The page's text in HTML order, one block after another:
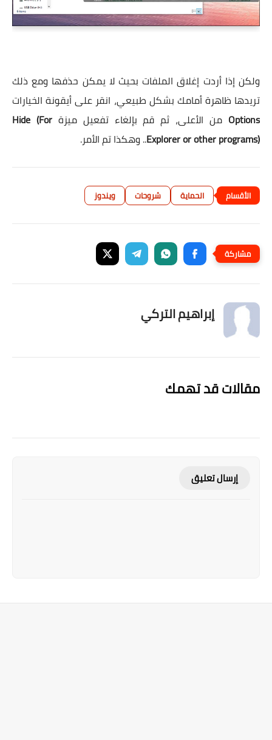
ولكن إذا أردت إغلاق الملفات بحيث لا يمكن حذفها ومع ذلك
تريدها ظاهرة أمامك بشكل طبيعي، انقر على أيقونة الخيارات
Options من الأعلى، ثم قم بإلغاء تفعيل ميزةHide (For
Explorer or other programs).. وهكذا تم الأمر.
الحماية شروحات ويندوز
إبراهيم التركي
مقالات قد تهمك
إرسال تعليق